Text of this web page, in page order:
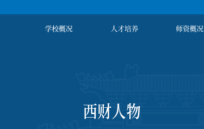
学校概况 人才培养 师资概况
西财人物